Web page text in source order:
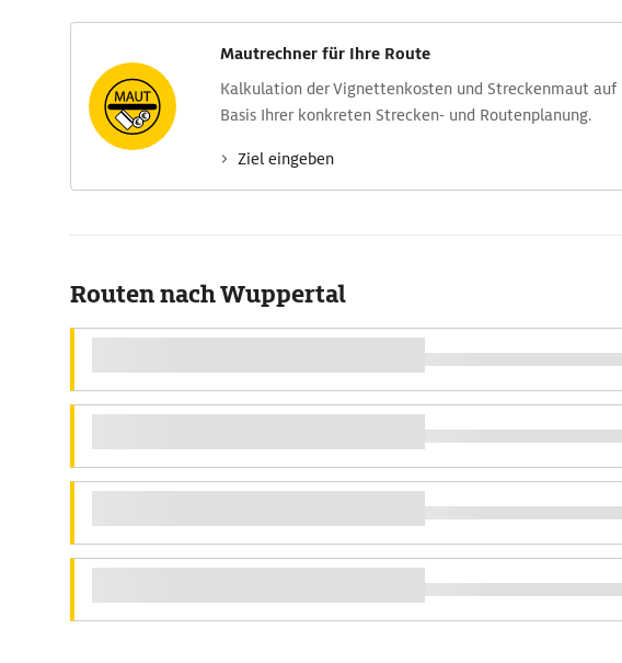
Mautrechner für Ihre Route
Kalkulation der Vignettenkosten und Streckenmaut auf
Basis Ihrer konkreten Strecken- und Routenplanung.
Ziel eingeben
Routen nach Wuppertal